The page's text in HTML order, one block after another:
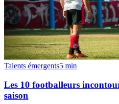
Talents émergents5 min
Les 10 footballeurs
saison